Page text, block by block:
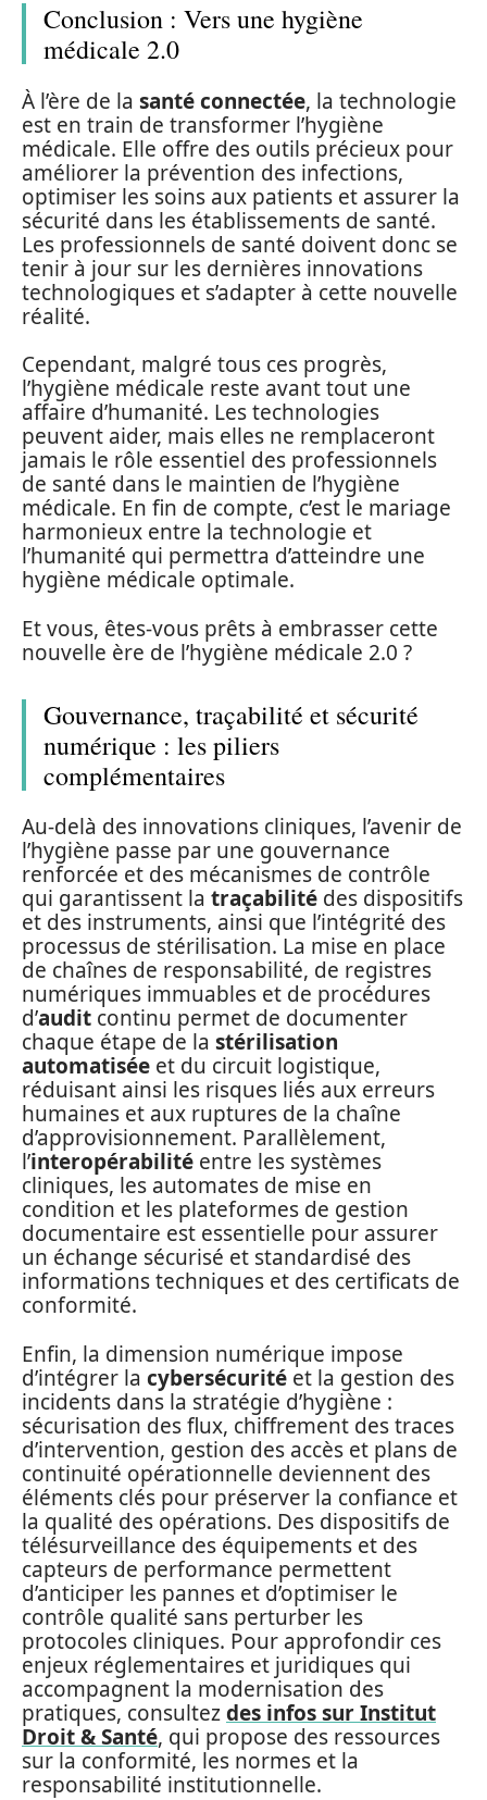
Conclusion : Vers une hygiène
médicale 2.0
À l’ère de la santé connectée, la technologie
est en train de transformer l’hygiène
médicale. Elle offre des outils précieux pour
améliorer la prévention des infections,
optimiser les soins aux patients et assurer la
sécurité dans les établissements de santé.
Les professionnels de santé doivent donc se
tenir à jour sur les dernières innovations
technologiques et s’adapter à cette nouvelle
réalité.
Cependant, malgré tous ces progrès,
l’hygiène médicale reste avant tout une
affaire d’humanité. Les technologies
peuvent aider, mais elles ne remplaceront
jamais le rôle essentiel des professionnels
de santé dans le maintien de l’hygiène
médicale. En fin de compte, c’est le mariage
harmonieux entre la technologie et
l’humanité qui permettra d’atteindre une
hygiène médicale optimale.
Et vous, êtes-vous prêts à embrasser cette
nouvelle ère de l’hygiène médicale 2.0 ?
Gouvernance, traçabilité et sécurité
numérique : les piliers
complémentaires
Au-delà des innovations cliniques, l’avenir de
l’hygiène passe par une gouvernance
renforcée et des mécanismes de contrôle
qui garantissent la traçabilité des dispositifs
et des instruments, ainsi que l’intégrité des
processus de stérilisation. La mise en place
de chaînes de responsabilité, de registres
numériques immuables et de procédures
d’audit continu permet de documenter
chaque étape de la stérilisation
automatisée et du circuit logistique,
réduisant ainsi les risques liés aux erreurs
humaines et aux ruptures de la chaîne
d’approvisionnement. Parallèlement,
l’interopérabilité entre les systèmes
cliniques, les automates de mise en
condition et les plateformes de gestion
documentaire est essentielle pour assurer
un échange sécurisé et standardisé des
informations techniques et des certificats de
conformité.
Enfin, la dimension numérique impose
d’intégrer la cybersécurité et la gestion des
incidents dans la stratégie d’hygiène :
sécurisation des flux, chiffrement des traces
d’intervention, gestion des accès et plans de
continuité opérationnelle deviennent des
éléments clés pour préserver la confiance et
la qualité des opérations. Des dispositifs de
télésurveillance des équipements et des
capteurs de performance permettent
d’anticiper les pannes et d’optimiser le
contrôle qualité sans perturber les
protocoles cliniques. Pour approfondir ces
enjeux réglementaires et juridiques qui
accompagnent la modernisation des
pratiques, consultezdes infos sur Institut
Droit & Santé, qui propose des ressources
sur la conformité, les normes et la
responsabilité institutionnelle.